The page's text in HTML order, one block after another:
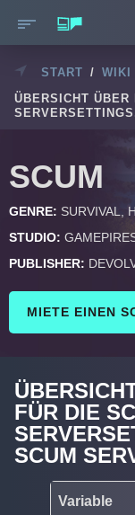
START / WIKI
ÜBERSICHT
SCUM
GENRE: SURVIVAL,
STUDIO:
PUBLISHER:
MIETE EINEN
FÜR DIE
SCUM
Variable